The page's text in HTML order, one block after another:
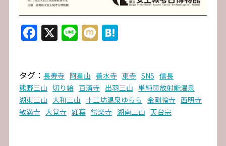
Facebook
X Line
MixiHatena
タグ： 長寿寺 阿星山 善水寺 東寺 SNS 信長
熊野三山 切り絵 百済寺 出羽三山 単純弱放射能温泉
湖東三山 大和三山 十二坊温泉ゆらら 金剛輪寺 西明寺
敏満寺 大覚寺 紅葉 常楽寺 湖南三山 天台宗